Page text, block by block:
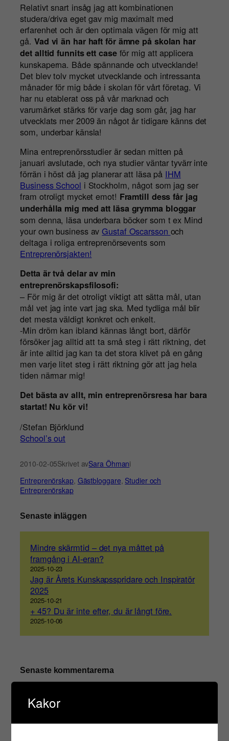
Relativt snart insåg jag att kombinationen
studera/driva eget gav mig maximalt med
erfarenhet och är den optimala vägen för mig att
gå. Vad vi än har haft för ämne på skolan har
det alltid funnits ett caseför mig att applicera
kunskaperna. Både spännande och utvecklande!
Det blev tolv mycket utvecklande och intressanta
månader för mig både i skolan för vårt företag. Vi
har nu etablerat oss på vår marknad och
varumärket stärks för varje dag som går, jag har
utvecklats mer 2009 än något år tidigare känns det
som, underbar känsla!
Mina entreprenörsstudier är sedan mitten på
januari avslutade, och nya studier väntar tyvärr inte
förrän i höst då jag planerar att läsa på IHM
Business School i Stockholm, något som jag ser
fram otroligt mycket emot! Framtill dess får jag
underhålla mig med att läsa grymma bloggar
som denna, läsa underbara böcker som t ex Mind
your own business avGustaf Oscarsson och
deltaga i roliga entreprenörsevents som
Entreprenörsjakten!
Detta är två delar av min
entreprenörskapsfilosofi:
– För mig är det otroligt viktigt att sätta mål, utan
mål vet jag inte vart jag ska. Med tydliga mål blir
det mesta väldigt konkret och enkelt.
-Min dröm kan ibland kännas långt bort, därför
försöker jag alltid att ta små steg i rätt riktning, det
är inte alltid jag kan ta det stora klivet på en gång
men varje litet steg i rätt riktning gör att jag hela
tiden närmar mig!
Det bästa av allt, min entreprenörsresa har bara
startat! Nu kör vi!
/Stefan Björklund
School’s out
2010-02-05Skrivet avSara Öhmani
Entreprenörskap, Gästbloggare Studier och
Entreprenörskap
Senaste inläggen
Mindre skärmtid – det nya måttet på
framgång i AI-eran?
2025-10-23
Jag är Årets Kunskapsspridare och Inspiratör
2025
2025-10-21
+ 45? Du är inte efter, du är långt före.
2025-10-06
Senaste kommentarerna
öppna föreläsningar och ett bootcamp
Kakor